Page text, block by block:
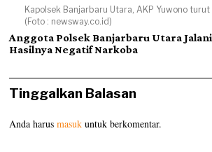
Kapolsek Banjarbaru Utara, AKP Yuwono
(Foto : newsway.co.id)
Anggota Polsek Banjarbaru Utara
Hasilnya Negatif Narkoba
Tinggalkan Balasan
Anda harusmasuk untuk berkomentar.